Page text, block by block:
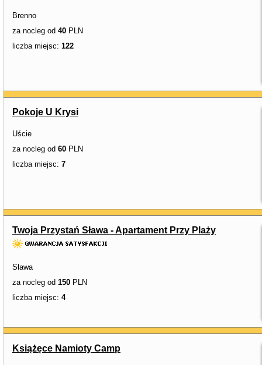
Brenno
za nocleg od 40 PLN
liczba miejsc: 122
Pokoje U Krysi
Uście
za nocleg od 60 PLN
liczba miejsc: 7
Twoja Przystań Sława - Apartament Przy Plaży
Sława
za nocleg od 150 PLN
liczba miejsc: 4
Książęce Namioty Camp